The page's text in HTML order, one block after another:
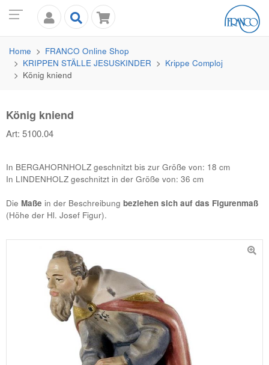
Home FRANCO Online Shop
KRIPPEN STÄLLE JESUSKINDER
Krippe Comploj
König kniend
König kniend
Art: 5100.04
In BERGAHORNHOLZ geschnitzt bis zur Größe von: 18 cm
In LINDENHOLZ geschnitzt in der Größe von: 36 cm
Die Maße in der Beschreibung beziehen sich auf das Figurenmaß
(Höhe der Hl. Josef Figur).